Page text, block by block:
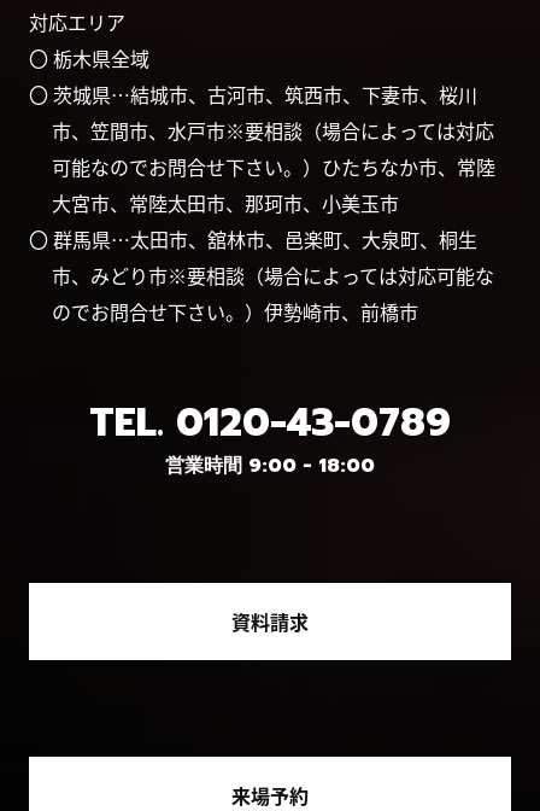
対応エリア
〇 栃木県全域
〇 茨城県…結城市、古河市、筑西市、下妻市、桜川
市、笠間市、水戸市※要相談（場合によっては対応
可能なのでお問合せ下さい。）ひたちなか市、常陸
大宮市、常陸太田市、那珂市、小美玉市
〇 群馬県…太田市、舘林市、邑楽町、大泉町、桐生
市、みどり市※要相談（場合によっては対応可能な
のでお問合せ下さい。）伊勢崎市、前橋市
TEL. 0120-43-0789
営業時間 9:00 - 18:00
資料請求
来場予約